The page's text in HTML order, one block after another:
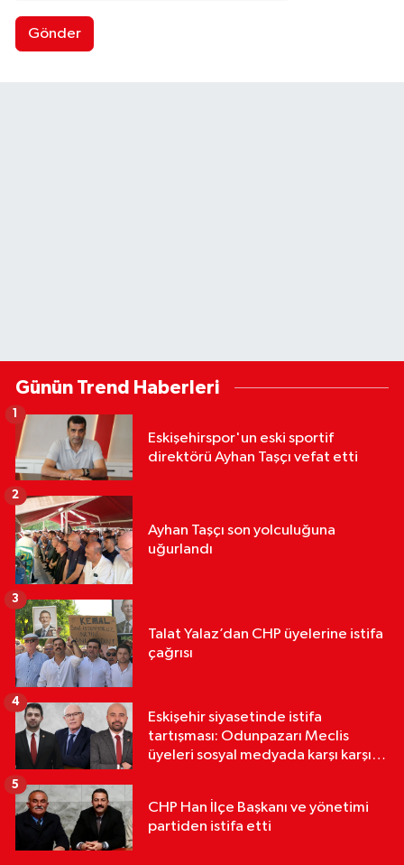
Gönder
Günün Trend Haberleri
Eskişehirspor'un eski sportif
direktörü Ayhan Taşçı vefat etti
Ayhan Taşçı son yolculuğuna
uğurlandı
2
Talat Yalaz’dan CHP üyelerine istifa
çağrısı
3
Eskişehir siyasetinde istifa
tartışması: Odunpazarı Meclis
üyeleri sosyal medyada karşı karşıya
4
CHP Han İlçe Başkanı ve yönetimi
partiden istifa etti
5